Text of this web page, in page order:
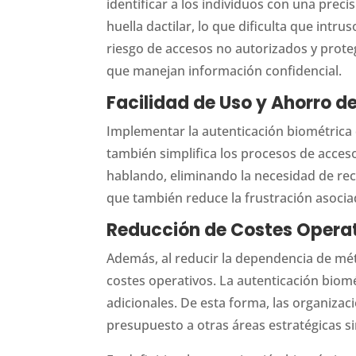
identificar a los individuos con una
huella dactilar, lo que dificulta que
riesgo de accesos no autorizados y
que manejan información confidencial.
Facilidad de Uso y Ahorro
Implementar la autenticación
también simplifica los procesos de
hablando, eliminando la necesidad de
que también reduce la frustración
Reducción de Costes
Además, al reducir la dependencia de
costes operativos. La autenticación
adicionales. De esta forma, las
presupuesto a otras áreas estratégicas